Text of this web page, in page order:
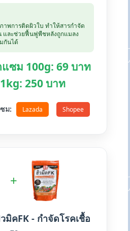
าพการติดผิวใบ ทำให้สารกำจัด
และช่วยฟื้นฟูพืชหลังถูกแมลง
กันได้
ซม 100g: 69 บาท
250 บาท
ม: Lazada Shopee
+
มิคFK - กำจัดโรคเชื้อ